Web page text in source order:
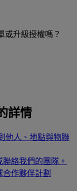
或升級授權嗎？
詳情
他人、地點與物聯
絡我們的團隊。
作夥伴計劃